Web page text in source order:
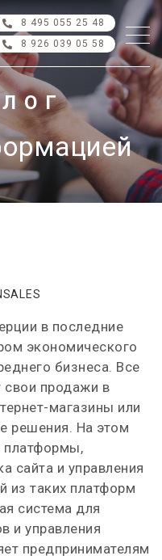
8 495 055 25 48
8 926 039 05 58
в последние
экономического
бизнеса. Все
свои продажи в
магазины или
решения. На этом
платформы,
сайта и управления
из таких платформ
система для
и управления
предпринимателям